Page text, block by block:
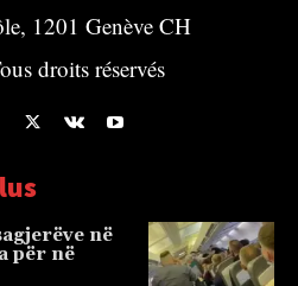
1201 Genève CH
droits réservés
në
për në